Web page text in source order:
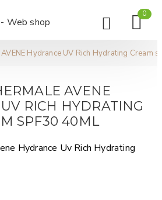
0
AVENE Hydrance UV Rich Hydrating Cream
AVENE
RICH HYDRATING
SPF30 40ML